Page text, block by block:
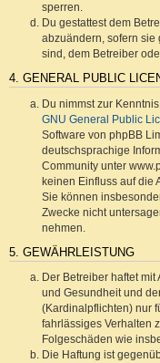
sperren.
Du gestattest dem
abzuändern, sofern sie
sind, dem Betreiber
4. GENERAL PUBLIC
Du nimmst zur
GNU General Public
Software von phpBB
deutschsprachige
Community unter
keinen Einfluss auf die
Sie können
Zwecke nicht
nehmen.
5. GEWÄHRLEISTUNG
Der Betreiber haftet
und Gesundheit und
(Kardinalpflichten) nur
fahrlässiges Verhalten
Folgeschäden wie
Die Haftung ist